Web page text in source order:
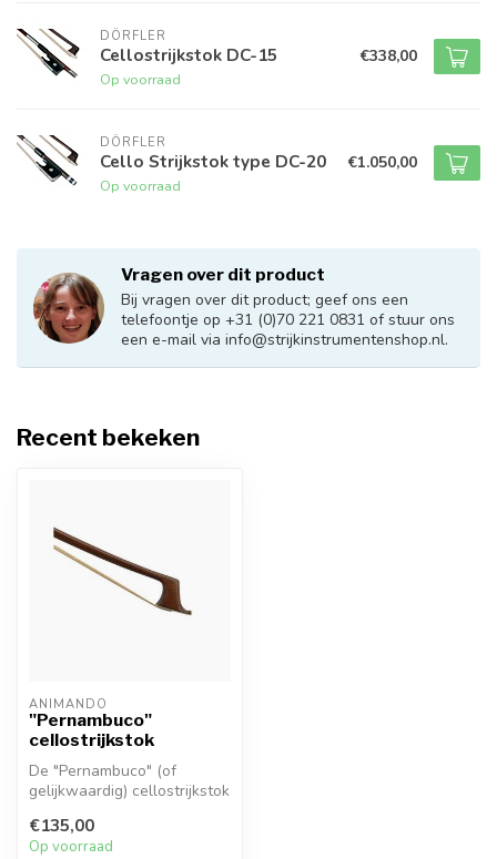
DÖRFLER
Cellostrijkstok DC-15
Op voorraad
€338,00
DÖRFLER
Cello Strijkstok type DC-20
Op voorraad
€1.050,00
Vragen over dit product
Bij vragen over dit product; geef ons een
telefoontje op +31 (0)70 221 0831 of stuur ons
een e-mail via info@strijkinstrumentenshop.nl.
Recent bekeken
ANIMANDO
"Pernambuco"
cellostrijkstok
De "Pernambuco" (of
gelijkwaardig) cellostrijkstok
beg...
€135,00
Op voorraad